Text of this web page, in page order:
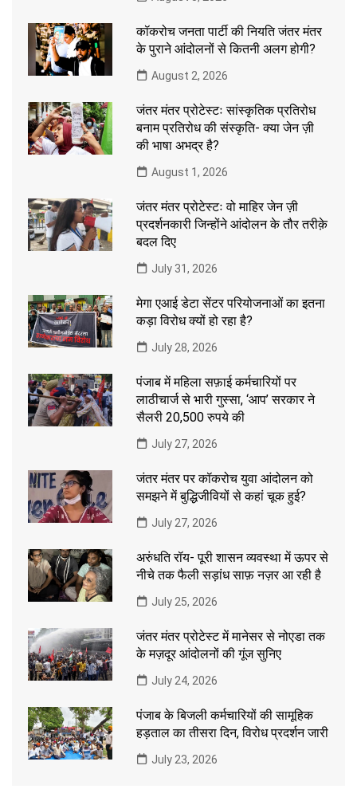
कॉकरोच जनता पार्टी की नियति जंतर मंतर
के पुराने आंदोलनों से कितनी अलग होगी?
August 2, 2026
जंतर मंतर प्रोटेस्टः सांस्कृतिक प्रतिरोध
बनाम प्रतिरोध की संस्कृति- क्या जेन ज़ी
की भाषा अभद्र है?
August 1, 2026
जंतर मंतर प्रोटेस्टः वो माहिर जेन ज़ी
प्रदर्शनकारी जिन्होंने आंदोलन के तौर तरीक़े
बदल दिए
July 31, 2026
मेगा एआई डेटा सेंटर परियोजनाओं का इतना
कड़ा विरोध क्यों हो रहा है?
July 28, 2026
पंजाब में महिला सफ़ाई कर्मचारियों पर
लाठीचार्ज से भारी गुस्सा, ‘आप’ सरकार ने
सैलरी 20,500 रुपये की
July 27, 2026
जंतर मंतर पर कॉकरोच युवा आंदोलन को
समझने में बुद्धिजीवियों से कहां चूक हुई?
July 27, 2026
अरुंधति रॉय- पूरी शासन व्यवस्था में ऊपर से
नीचे तक फैली सड़ांध साफ़ नज़र आ रही है
July 25, 2026
जंतर मंतर प्रोटेस्ट में मानेसर से नोएडा तक
के मज़दूर आंदोलनों की गूंज सुनिए
July 24, 2026
पंजाब के बिजली कर्मचारियों की सामूहिक
हड़ताल का तीसरा दिन, विरोध प्रदर्शन जारी
July 23, 2026